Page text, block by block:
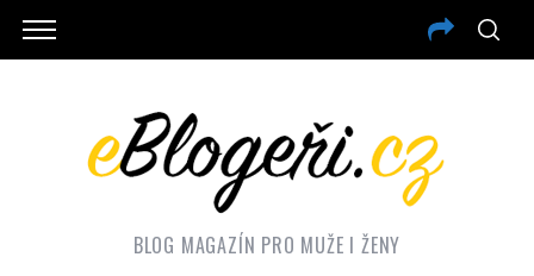
BLOG MAGAZÍN PRO MUŽE I ŽENY